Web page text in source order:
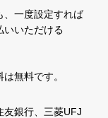
、一度設定すれば
いいただける
無料です。
銀行、三菱UFJ